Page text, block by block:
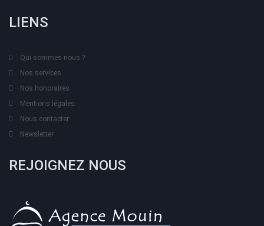
LIENS
Qui sommes nous ?
Nos services
Nos honoraires
Mentions légales
Nous contacter
Newsletter
REJOIGNEZ NOUS